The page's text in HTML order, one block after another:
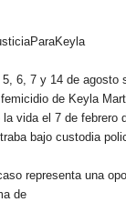
5, 6, 7 y 14 de agosto
de Keyla
la vida el 7 de febrero
bajo custodia
representa una
de